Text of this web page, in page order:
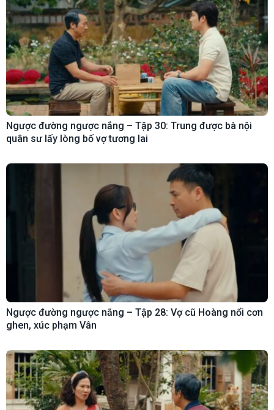
Ngược đường ngược nắng – Tập 30: Trung được bà nội
quân sư lấy lòng bố vợ tương lai
Ngược đường ngược nắng – Tập 28: Vợ cũ Hoàng nổi cơn
ghen, xúc phạm Vân